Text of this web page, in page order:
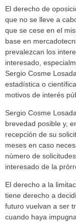
El derecho de
que no se lleve a
que se cese en el
base en
prevalezcan los
interesado,
Sergio Cosme
estadística o
motivos de interés
Sergio Cosme
brevedad posible y,
recepción de su
meses en caso
número de
interesado de la
El derecho a la
tiene derecho a
futuro vuelvan a ser
cuando haya